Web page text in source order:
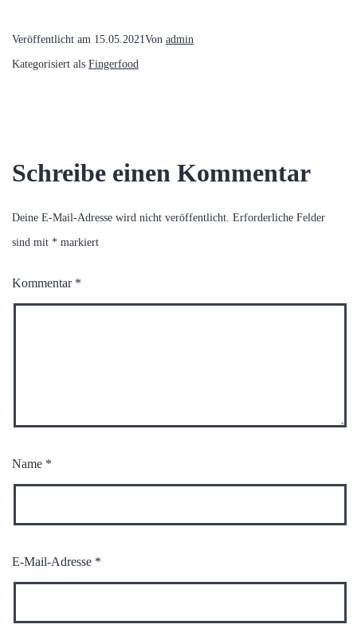
Veröffentlicht am 15.05.2021Von admin
Kategorisiert als Fingerfood
Schreibe einen Kommentar
Deine E-Mail-Adresse wird nicht veröffentlicht. Erforderliche Felder
sind mit * markiert
Kommentar *
Name *
E-Mail-Adresse *